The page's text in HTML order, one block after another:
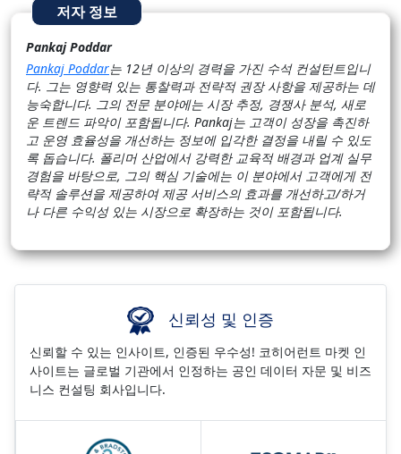
저자 정보
Pankaj Poddar
Pankaj Poddar는 12년 이상의 경력을 가진 수석 컨설턴트입니
다. 그는 영향력 있는 통찰력과 전략적 권장 사항을 제공하는 데
능숙합니다. 그의 전문 분야에는 시장 추정, 경쟁사 분석, 새로
운 트렌드 파악이 포함됩니다. Pankaj는 고객이 성장을 촉진하
고 운영 효율성을 개선하는 정보에 입각한 결정을 내릴 수 있도
록 돕습니다. 폴리머 산업에서 강력한 교육적 배경과 업계 실무
경험을 바탕으로, 그의 핵심 기술에는 이 분야에서 고객에게 전
략적 솔루션을 제공하여 제공 서비스의 효과를 개선하고/하거
나 다른 수익성 있는 시장으로 확장하는 것이 포함됩니다.
신뢰성 및 인증
신뢰할 수 있는 인사이트, 인증된 우수성! 코히어런트 마켓 인
사이트는 글로벌 기관에서 인정하는 공인 데이터 자문 및 비즈
니스 컨설팅 회사입니다.